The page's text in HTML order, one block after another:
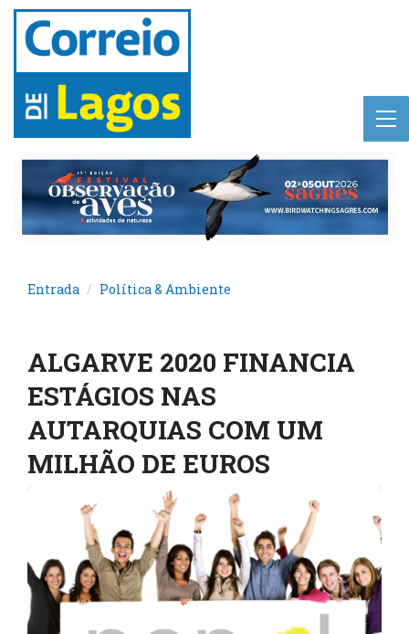
Entrada Política & Ambiente
ALGARVE 2020 FINANCIA
ESTÁGIOS NAS
AUTARQUIAS COM UM
MILHÃO DE EUROS